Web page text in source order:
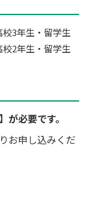
3年生・留学生
2年生・留学生
必要です。
お申し込みくだ